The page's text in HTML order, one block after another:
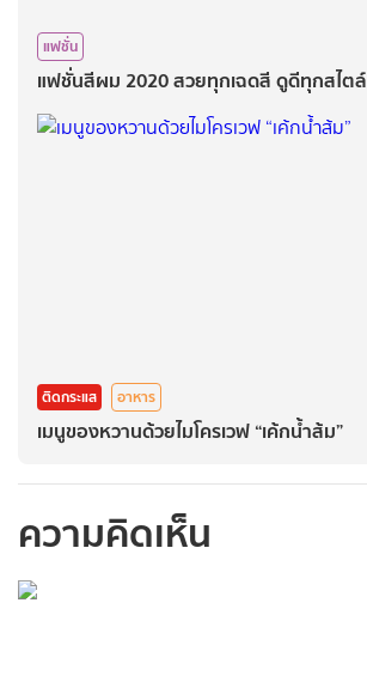
แฟชั่น
แฟชั่นสีผม 2020 สวยทุกเฉดสี ดูดีทุกสไตล์
ติดกระแส อาหาร
เมนูของหวานด้วยไมโครเวฟ “เค้กน้ำส้ม”
ความคิดเห็น